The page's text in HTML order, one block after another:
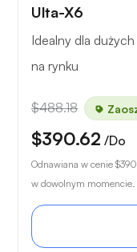
Ulta-X6
Idealny dla
na rynku
$488.18
$390.62 /Do
Odnawiana w cenie
w dowolnym momencie.